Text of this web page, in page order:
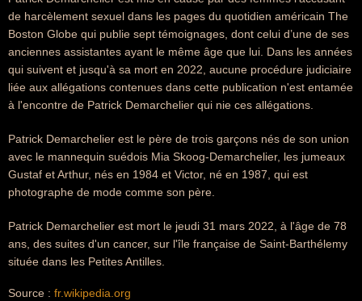
de harcèlement sexuel dans les pages du quotidien américain The
Boston Globe qui publie sept témoignages, dont celui d’une de ses
anciennes assistantes ayant le même âge que lui. Dans les années
qui suivent et jusqu'à sa mort en 2022, aucune procédure judiciaire
liée aux allégations contenues dans cette publication n'est entamée
à l'encontre de Patrick Demarchelier qui nie ces allégations.
Patrick Demarchelier est le père de trois garçons nés de son union
avec le mannequin suédois Mia Skoog-Demarchelier, les jumeaux
Gustaf et Arthur, nés en 1984 et Victor, né en 1987, qui est
photographe de mode comme son père.
Patrick Demarchelier est mort le jeudi 31 mars 2022, à l'âge de 78
ans, des suites d'un cancer, sur l'île française de Saint-Barthélemy
située dans les Petites Antilles.
Source : fr.wikipedia.org